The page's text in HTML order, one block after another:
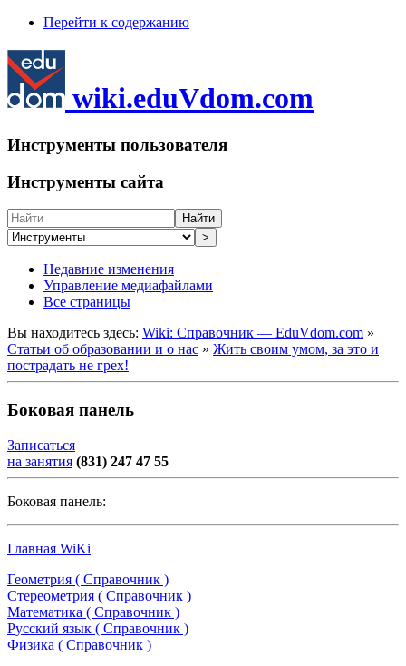
Перейти к содержанию
wiki.eduVdom.com
Инструменты пользователя
Инструменты сайта
Найти
>
Недавние изменения
Управление медиафайлами
Все страницы
Вы находитесь здесь: Wiki: Справочник — EduVdom.com »
Статьи об образовании и о нас » Жить своим умом, за это и
пострадать не грех!
Боковая панель
Записаться
на занятия (831) 247 47 55
Боковая панель:
Главная WiKi
Геометрия ( Справочник )
Стереометрия ( Справочник )
Математика ( Справочник )
Русский язык ( Справочник )
Физика ( Справочник )